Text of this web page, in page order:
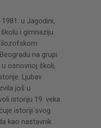
u Jagodini,
i gimnaziju.
na grupi
osnovnoj školi,
Ljubav
još u
istoriju 19. veka
istoriji svog
kao nastavnik